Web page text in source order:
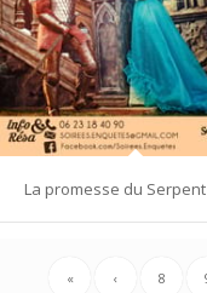
La promesse du Serpent
« ‹ 8